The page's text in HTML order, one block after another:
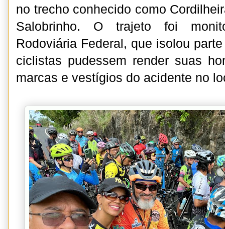
no trecho conhecido como
Salobrinho. O trajeto foi
Rodoviária Federal, que isolou
ciclistas pudessem render suas
marcas e vestígios do acidente no